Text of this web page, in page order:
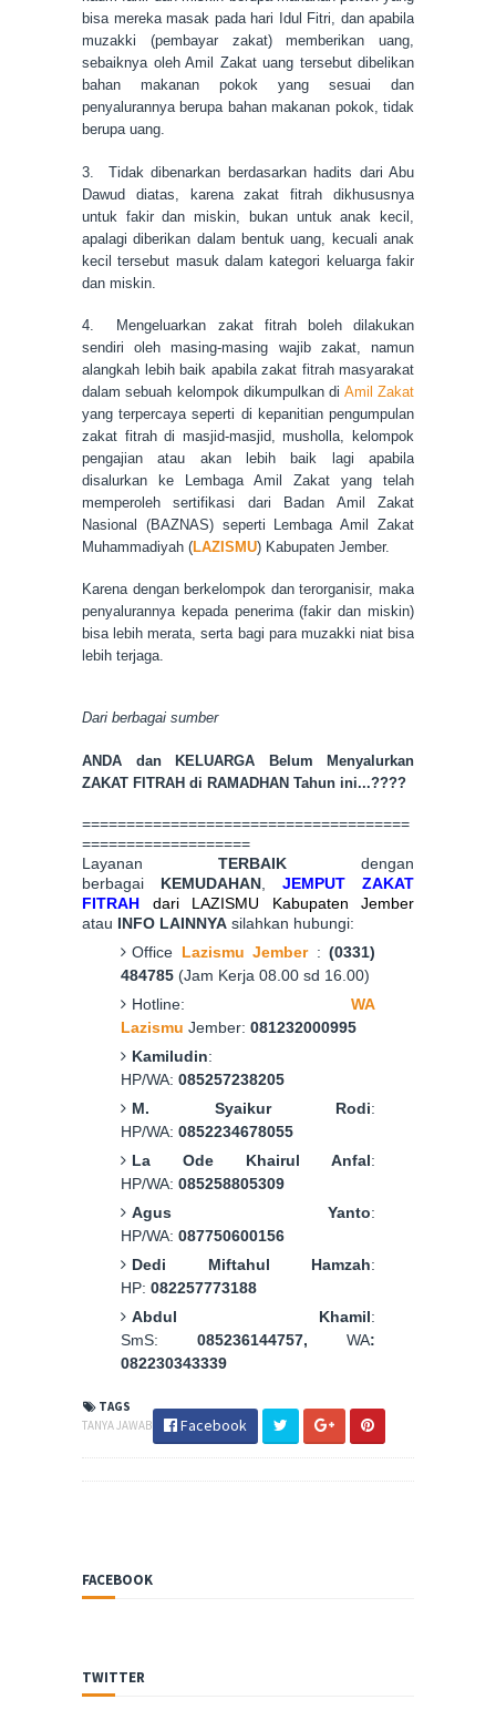
bisa mereka masak pada hari Idul Fitri, dan apabila
muzakki (pembayar zakat) memberikan uang,
sebaiknya oleh Amil Zakat uang tersebut dibelikan
bahan makanan pokok yang sesuai dan
penyalurannya berupa bahan makanan pokok, tidak
berupa uang.
3. Tidak dibenarkan berdasarkan hadits dari Abu
Dawud diatas, karena zakat fitrah dikhususnya
untuk fakir dan miskin, bukan untuk anak kecil,
apalagi diberikan dalam bentuk uang, kecuali anak
kecil tersebut masuk dalam kategori keluarga fakir
dan miskin.
4. Mengeluarkan zakat fitrah boleh dilakukan
sendirio leh masing-masing wajib zakat, namun
alangkah lebih baik apabila zakat fitrah masyarakat
dalam sebuah kelompok di kumpulkan di Amil Zakat
yang terpercaya seperti di kepanitian pengumpulan
zakat fitrah di masjid-masjid, musholla, kelompok
pengajianatau akan lebih baik lagi apabila
disalurkan ke Lembaga Amil Zakat yang telah
memperoleh sertifikasi dari Badan Amil Zakat
Nasional (BAZNAS) seperti Lem baga Amil Zakat
Muhammadiyah (LAZISMU) Kabupaten Jember.
Karena dengan berkelompok danterorganisir,maka
penyalurannya kepada penerima (fakir dan miskin)
bisa lebih merata, serta bagi para muzakki niat bisa
lebih terjaga.
Dari berbagai sumber
ANDA dan KELUARGA Belum Menyalurkan
ZAKAT FITRAH di RAMADHAN Tahun ini...????
=====================================
===================
Layanan TERBAIKdengan
berbagai KEMUDAHAN JEMPUT ZAKAT
FITRAH dari LAZISMU Kabupaten Jember
atau INFO LAINNYA silahkan hubungi:
Office Lazismu Jember: (0331)
484785 (Jam Kerja 08.00 sd 16.00)
Hotline: WA
Lazismu Jember: 081232000995
Kamiludin:
HP/WA: 085257238205
M. Syaikur Rodi:
HP/WA: 0852234678055
La Ode Khairul Anfal:
HP/WA: 085258805309
Agus Yanto:
HP/WA: 087750600156
Dedi Miftahul Hamzah:
HP: 082257773188
Abdul Khamil:
SmS: 085236144757, WA:
082230343339
TAGS
TANYA JAWAB
Facebook
FACEBOOK
TWITTER